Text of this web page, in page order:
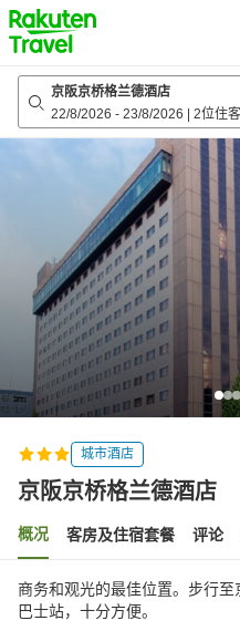
to
top
page
京阪京桥格兰德酒店
22/8/2026 - 23/8/2026 2位住客
城市酒店
京阪京桥格兰德酒店
概况 客房及住宿套餐 评论
商务和观光的最佳位置。步行
巴士站，十分方便。